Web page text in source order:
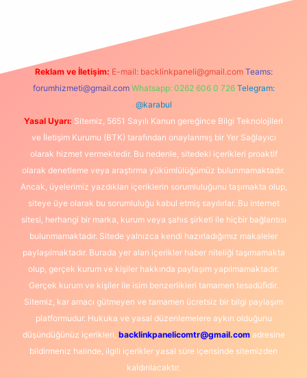
Reklam ve İletişim: E-mail: backlinkpaneli@gmail.com Teams:
forumhizmeti@gmail.com Whatsapp: 0262 606 0 726 Telegram:
@karabul
Yasal Uyarı: Sitemiz, 5651 Sayılı Kanun gereğince Bilgi Teknolojileri
ve İletişim Kurumu (BTK) tarafından onaylanmış bir Yer Sağlayıcı
olarak hizmet vermektedir. Bu nedenle, sitedeki içerikleri proaktif
olarak denetleme veya araştırma yükümlülüğümüz bulunmamaktadır.
Ancak, üyelerimiz yazdıkları içeriklerin sorumluluğunu taşımakta olup,
siteye üye olarak bu sorumluluğu kabul etmiş sayılırlar. Bu internet
sitesi, herhangi bir marka, kurum veya şahıs şirketi ile hiçbir bağlantısı
bulunmamaktadır. Sitede yalnızca kendi hazırladığımız makaleler
paylaşılmaktadır. Burada yer alan içerikler haber niteliği taşımamakta
olup, gerçek kurum ve kişiler hakkında paylaşım yapılmamaktadır.
Gerçek kurum ve kişiler ile isim benzerlikleri tamamen tesadüfidir.
Sitemiz, kar amacı gütmeyen ve tamamen ücretsiz bir bilgi paylaşım
platformudur. Hukuka ve yasal düzenlemelere aykırı olduğunu
düşündüğünüz içerikleri, backlinkpanelicomtr@gmail.comadresine
bildirmeniz halinde, ilgili içerikler yasal süre içerisinde sitemizden
kaldırılacaktır.